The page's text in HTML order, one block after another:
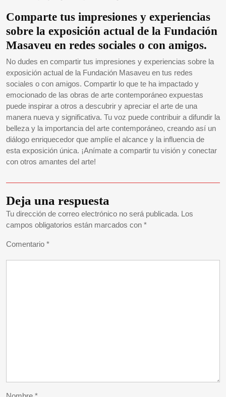
Comparte tus impresiones y experiencias
sobre la exposición actual de la Fundación
Masaveu en redes sociales o con amigos.
No dudes en compartir tus impresiones y experiencias sobre la
exposición actual de la Fundación Masaveu en tus redes
sociales o con amigos. Compartir lo que te ha impactado y
emocionado de las obras de arte contemporáneo expuestas
puede inspirar a otros a descubrir y apreciar el arte de una
manera nueva y significativa. Tu voz puede contribuir a difundir la
belleza y la importancia del arte contemporáneo, creando así un
diálogo enriquecedor que amplíe el alcance y la influencia de
esta exposición única. ¡Anímate a compartir tu visión y conectar
con otros amantes del arte!
Deja una respuesta
Tu dirección de correo electrónico no será publicada. Los
campos obligatorios están marcados con *
Comentario *